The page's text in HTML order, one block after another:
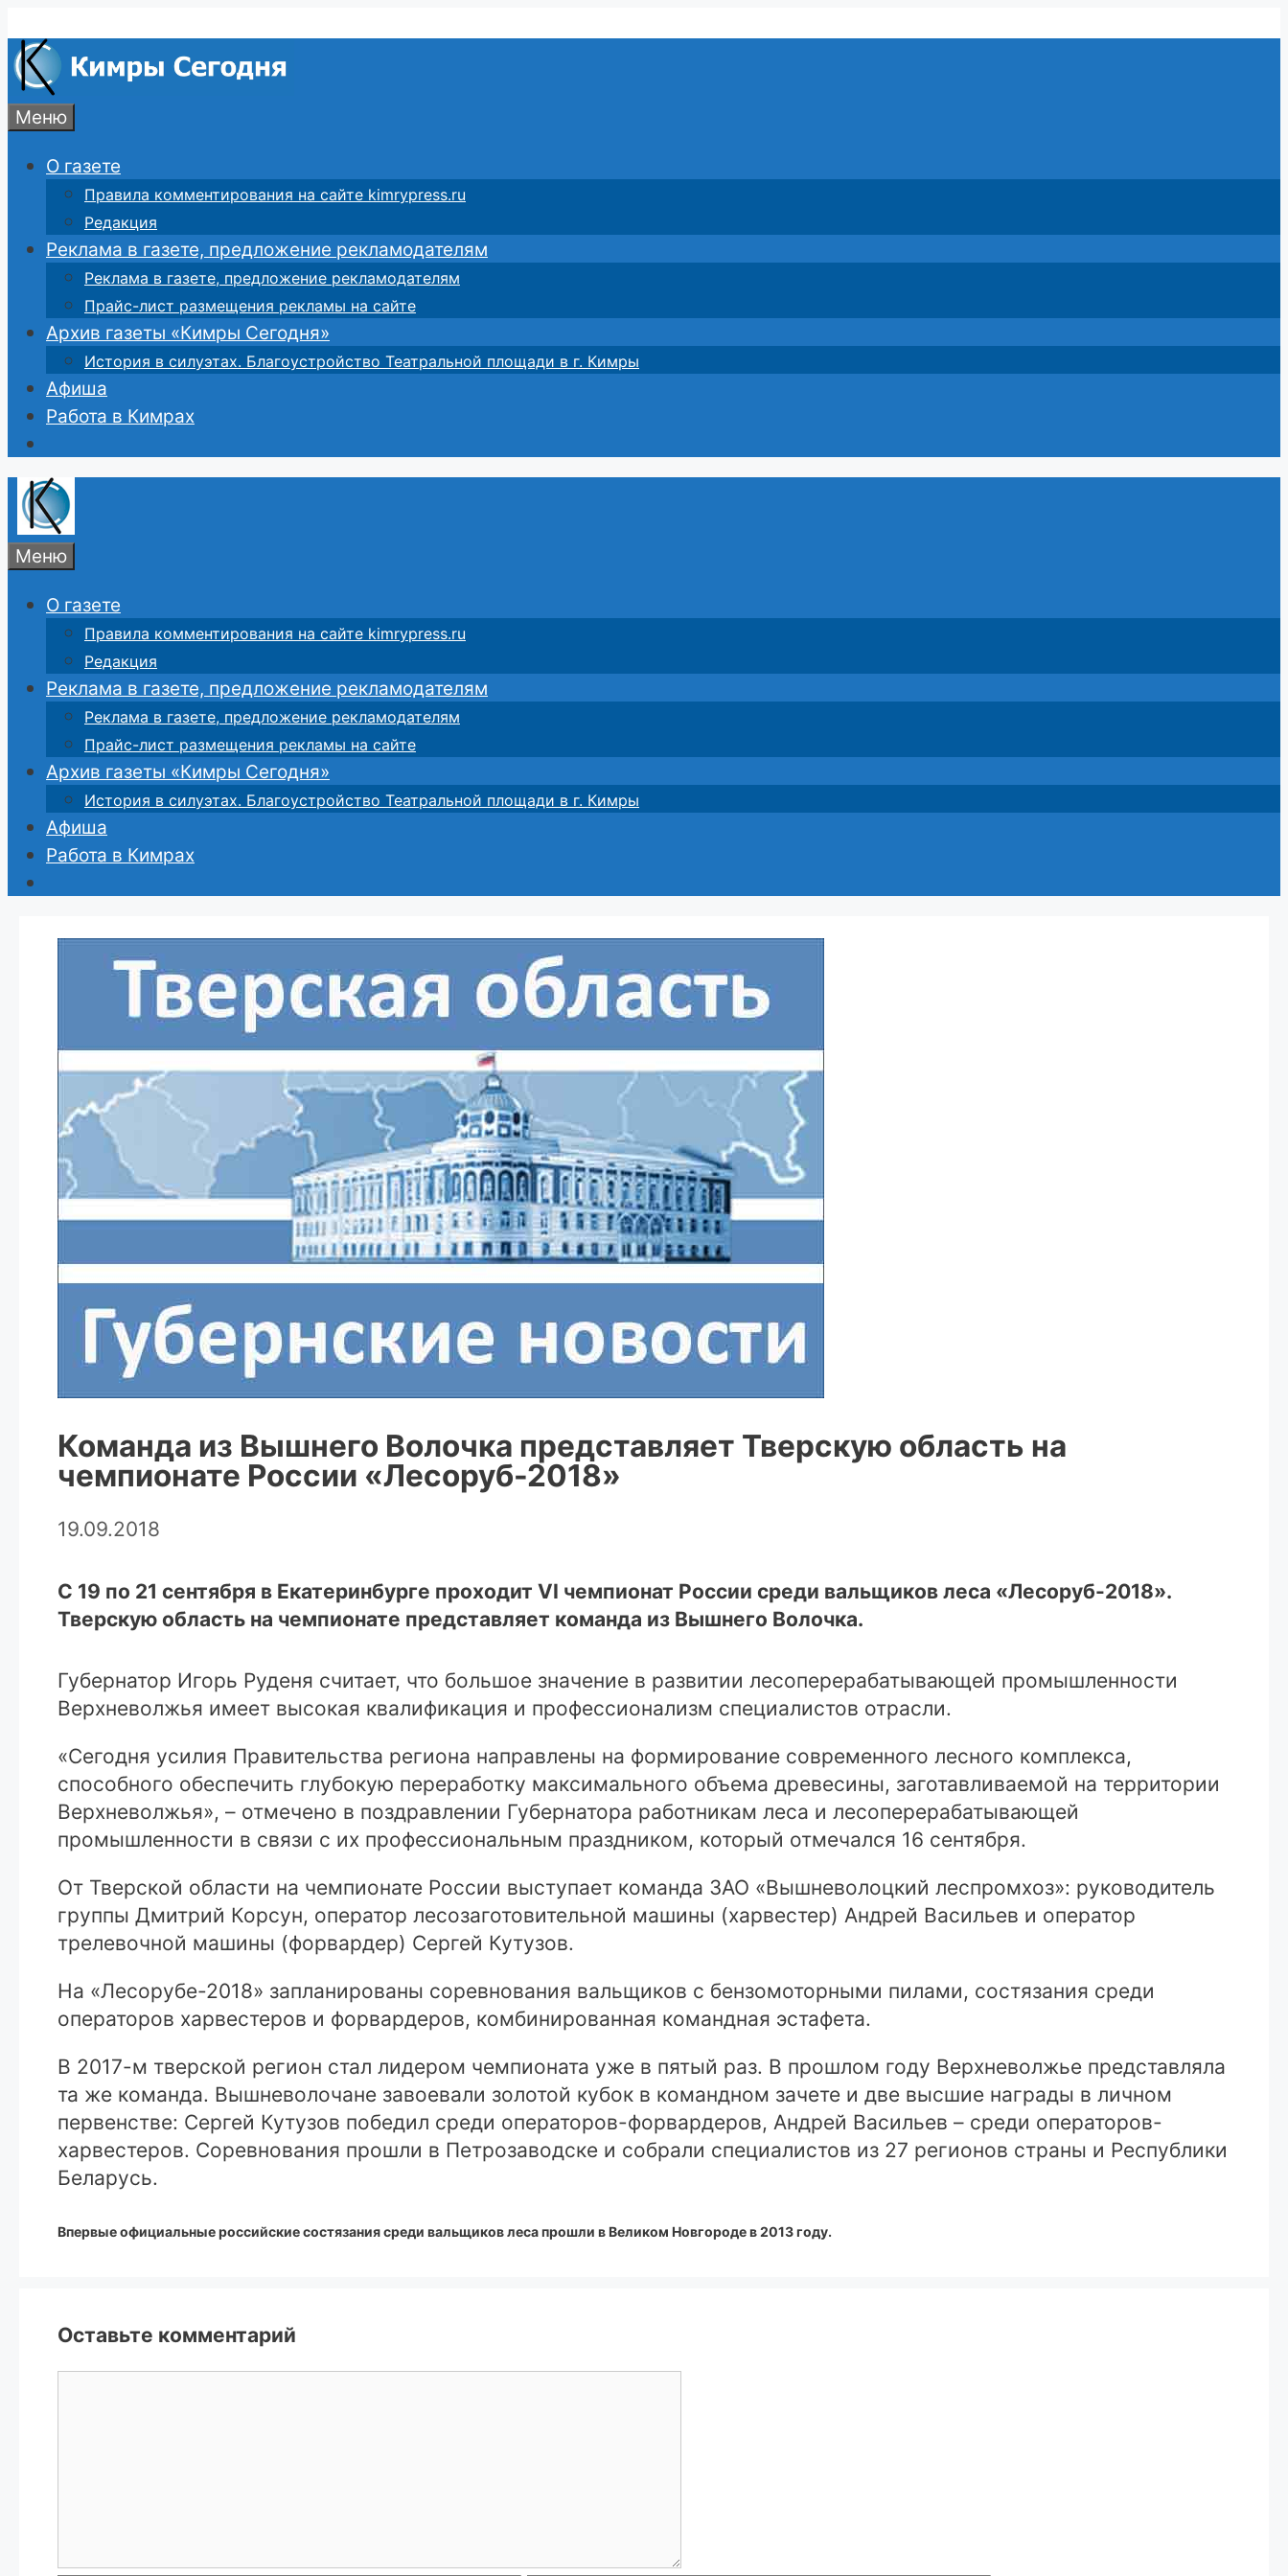
к
содержимому
Меню
О газете
Правила комментирования на сайте kimrypress.ru
Редакция
Реклама в газете, предложение рекламодателям
Реклама в газете, предложение рекламодателям
Прайс-лист размещения рекламы на сайте
Архив газеты «Кимры Сегодня»
История в силуэтах. Благоустройство Театральной площади в г. Кимры
Афиша
Работа в Кимрах
Меню
О газете
Правила комментирования на сайте kimrypress.ru
Редакция
Реклама в газете, предложение рекламодателям
Реклама в газете, предложение рекламодателям
Прайс-лист размещения рекламы на сайте
Архив газеты «Кимры Сегодня»
История в силуэтах. Благоустройство Театральной площади в г. Кимры
Афиша
Работа в Кимрах
Команда из Вышнего Волочка представляет Тверскую область на
чемпионате России «Лесоруб-2018»
19.09.2018
С 19 по 21 сентября в Екатеринбурге проходит VI чемпионат России среди вальщиков леса «Лесоруб-2018».
Тверскую область на чемпионате представляет команда из Вышнего Волочка.
Губернатор Игорь Руденя считает, что большое значение в развитии лесоперерабатывающей промышленности
Верхневолжья имеет высокая квалификация и профессионализм специалистов отрасли.
«Сегодня усилия Правительства региона направлены на формирование современного лесного комплекса,
способного обеспечить глубокую переработку максимального объема древесины, заготавливаемой на территории
Верхневолжья», – отмечено в поздравлении Губернатора работникам леса и лесоперерабатывающей
промышленности в связи с их профессиональным праздником, который отмечался 16 сентября.
От Тверской области на чемпионате России выступает команда ЗАО «Вышневолоцкий леспромхоз»: руководитель
группы Дмитрий Корсун, оператор лесозаготовительной машины (харвестер) Андрей Васильев и оператор
трелевочной машины (форвардер) Сергей Кутузов.
На «Лесорубе-2018» запланированы соревнования вальщиков с бензомоторными пилами, состязания среди
операторов харвестеров и форвардеров, комбинированная командная эстафета.
В 2017-м тверской регион стал лидером чемпионата уже в пятый раз. В прошлом году Верхневолжье представляла
та же команда. Вышневолочане завоевали золотой кубок в командном зачете и две высшие награды в личном
первенстве: Сергей Кутузов победил среди операторов-форвардеров, Андрей Васильев – среди операторов-
харвестеров. Соревнования прошли в Петрозаводске и собрали специалистов из 27 регионов страны и Республики
Беларусь.
Впервые официальные российские состязания среди вальщиков леса прошли в Великом Новгороде в 2013 году.
Оставьте комментарий